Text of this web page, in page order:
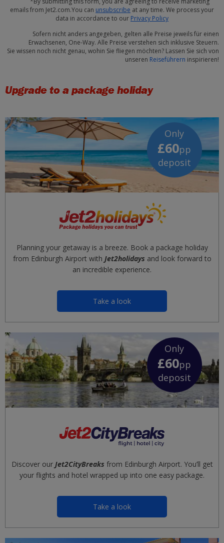
emails from Jet2.com.You can unsubscribe at any time. We process your
data in accordance to our Privacy Policy
Sofern nicht anders angegeben, gelten alle Preise jeweils für einen
Erwachsenen, One-Way. Alle Preise verstehen sich inklusive Steuern.
Sie wissen noch nicht genau, wohin Sie fliegen möchten? Lassen Sie sich von
unseren Reiseführern inspirieren!
Upgrade to a package holiday
Only
£60pp
deposit
Planning your getaway is a breeze. Book a package holiday
from Edinburgh Airport with Jet2holidays and look forward to
an incredible experience.
Take a look
Only
£60pp
deposit
Discover our Jet2CityBreaks from Edinburgh Airport. You’ll get
your flights and hotel wrapped up into one easy package.
Take a look